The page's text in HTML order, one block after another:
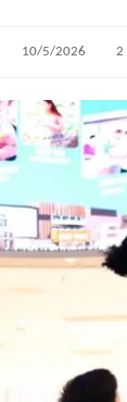
10/5/2026 2